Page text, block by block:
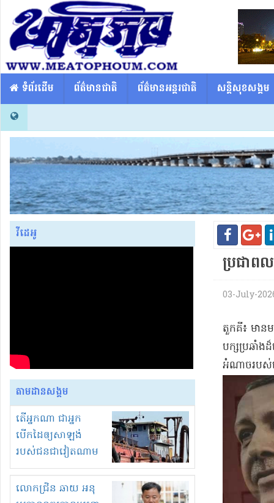
​​ ទំព័រដើម ព័ត៌មានជាតិ ព័ត៌មានអន្តរជាតិ សន្តិសុខសង្គម
វីដេអូ
តាមដានសង្គម
តើអ្នកណា ជាអ្នក
បើកដៃឲ្យសាឡង់
របស់ជនជាវៀតណាម
ចូល មកខុស
ច្បាប់លួចបូមខ្សាច់នៅ
លោកជ្រិន ឆាយ អនុ
ប្រជាព
03-July-
តួ​ក​គី​៖ មាន​
បក្សប្រឆាំ
អំណាច​របស់